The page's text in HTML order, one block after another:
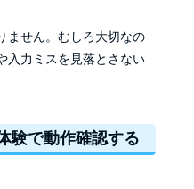
ません。むしろ大切なの
入力ミスを見落とさない
験で動作確認する